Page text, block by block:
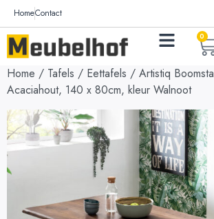
HomeContact
0
Home / Tafels / Eettafels / Artistiq
Acaciahout, 140 x 80cm, kleur Walnoot